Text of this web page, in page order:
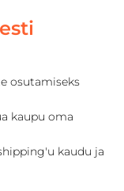
osutamiseks
kaupu oma
kaudu ja